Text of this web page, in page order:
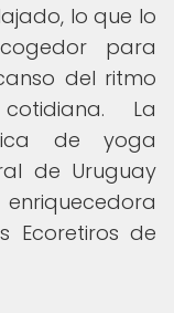
lo que lo
para
del ritmo
La
de yoga
de Uruguay
Ecoretiros de